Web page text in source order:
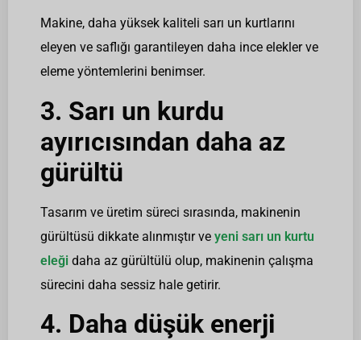
Makine, daha yüksek kaliteli sarı un kurtlarını
eleyen ve saflığı garantileyen daha ince elekler ve
eleme yöntemlerini benimser.
3. Sarı un kurdu
ayırıcısından daha az
gürültü
Tasarım ve üretim süreci sırasında, makinenin
gürültüsü dikkate alınmıştır ve yeni sarı un kurtu
eleği daha az gürültülü olup, makinenin çalışma
sürecini daha sessiz hale getirir.
4. Daha düşük enerji